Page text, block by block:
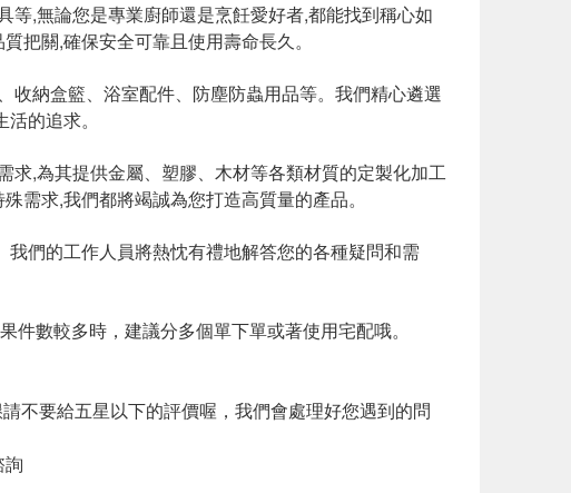
,無論您是專業廚師還是烹飪愛好者,都能找到稱心如
把關,確保安全可靠且使用壽命長久。
納盒籃、浴室配件、防塵防蟲用品等。我們精心遴選
的追求。
求,為其提供金屬、塑膠、木材等各類材質的定製化加工
需求,我們都將竭誠為您打造高質量的產品。
們的工作人員將熱忱有禮地解答您的各種疑問和需
數較多時，建議分多個單下單或著使用宅配哦。
不要給五星以下的評價喔，我們會處理好您遇到的問
詢